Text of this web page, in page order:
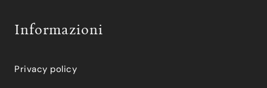
Informazioni
Privacy policy